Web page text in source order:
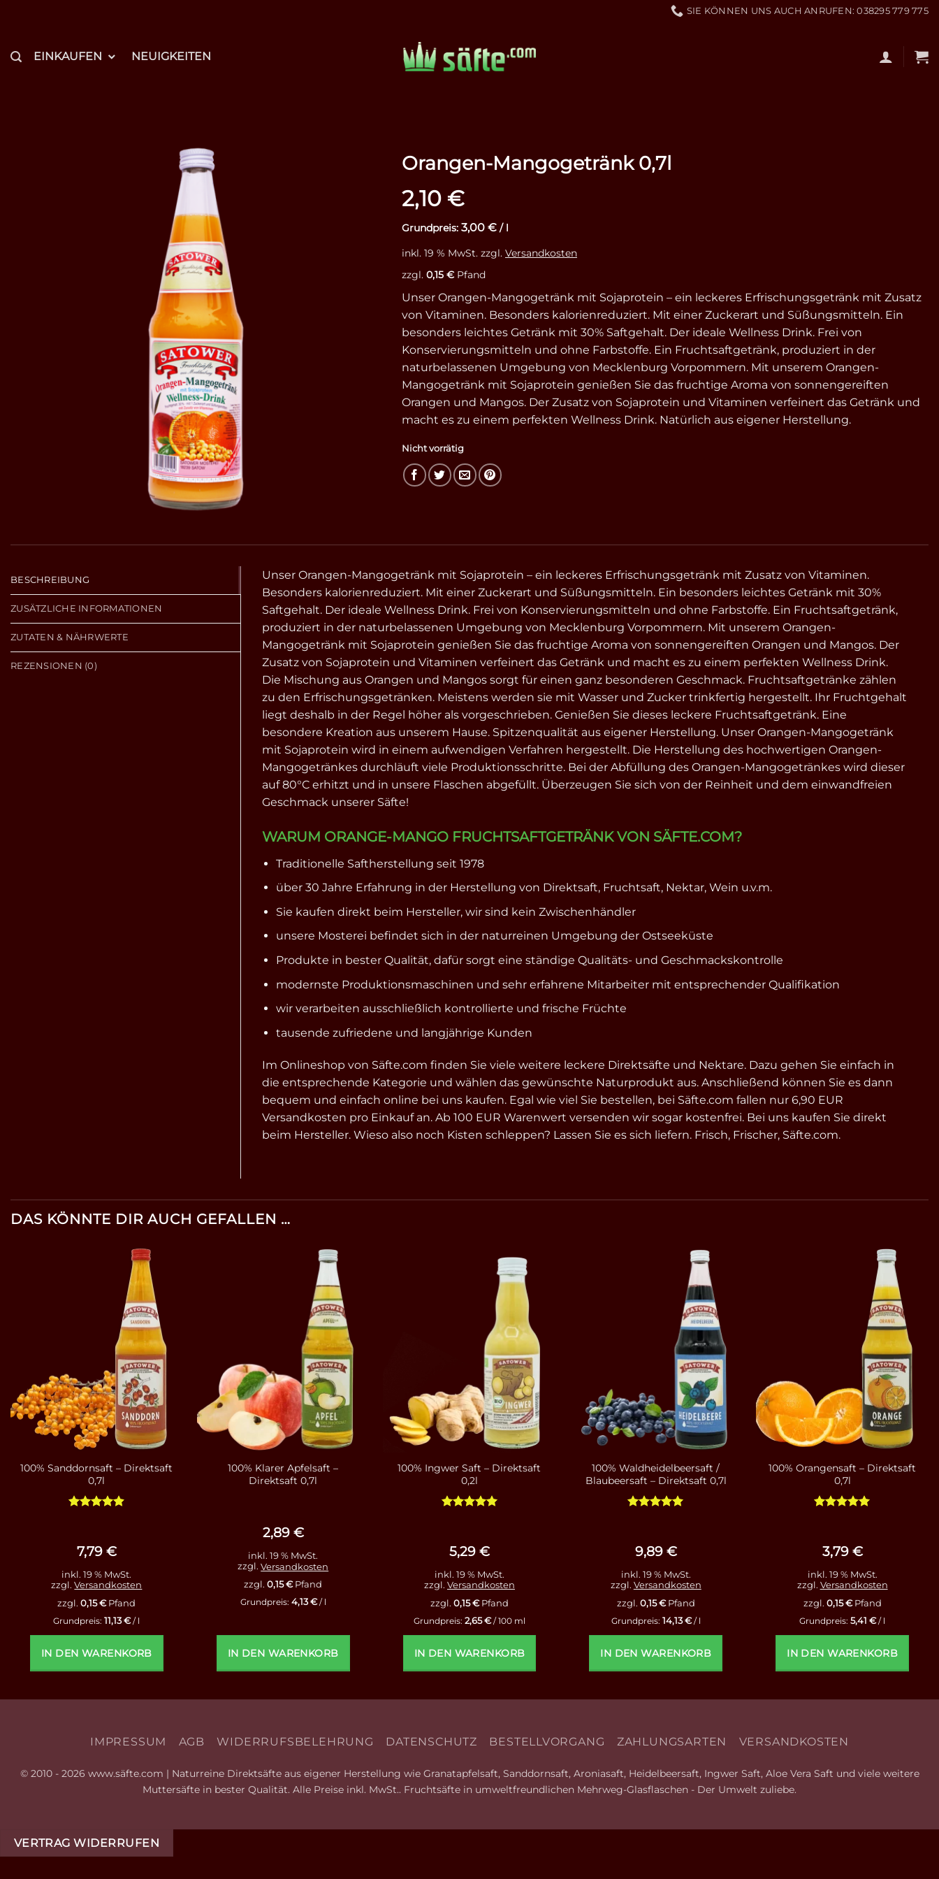
SIE KÖNNEN UNS AUCH ANRUFEN: 038295 779 775
EINKAUFEN NEUIGKEITEN
Orangen-Mangogetränk 0,7l
2,10 €
Grundpreis: 3,00 € / l
inkl. 19 % MwSt. zzgl. Versandkosten
zzgl. 0,15 €Pfand
Unser Orangen-Mangogetränk mit Sojaprotein – ein leckeres Erfrischungsgetränk mit Zusatz
von Vitaminen. Besonders kalorienreduziert. Mit einer Zuckerart und Süßungsmitteln. Ein
besonders leichtes Getränk mit 30% Saftgehalt. Der ideale Wellness Drink. Frei von
Konservierungsmitteln und ohne Farbstoffe. Ein Fruchtsaftgetränk, produziert in der
naturbelassenen Umgebung von Mecklenburg Vorpommern. Mit unserem Orangen-
Mangogetränk mit Sojaprotein genießen Sie das fruchtige Aroma von sonnengereiften
Orangen und Mangos. Der Zusatz von Sojaprotein und Vitaminen verfeinert das Getränk und
macht es zu einem perfekten Wellness Drink. Natürlich aus eigener Herstellung.
Nicht vorrätig
BESCHREIBUNG
ZUSÄTZLICHE INFORMATIONEN
ZUTATEN & NÄHRWERTE
REZENSIONEN (0)
Unser Orangen-Mangogetränk mit Sojaprotein – ein leckeres Erfrischungsgetränk mit Zusatz von Vitaminen.
Besonders kalorienreduziert. Mit einer Zuckerart und Süßungsmitteln. Ein besonders leichtes Getränk mit 30%
Saftgehalt. Der ideale Wellness Drink. Frei von Konservierungsmitteln und ohne Farbstoffe. Ein Fruchtsaftgetränk,
produziert in der naturbelassenen Umgebung von Mecklenburg Vorpommern. Mit unserem Orangen-
Mangogetränk mit Sojaprotein genießen Sie das fruchtige Aroma von sonnengereiften Orangen und Mangos. Der
Zusatz von Sojaprotein und Vitaminen verfeinert das Getränk und macht es zu einem perfekten Wellness Drink.
Die Mischung aus Orangen und Mangos sorgt für einen ganz besonderen Geschmack. Fruchtsaftgetränke zählen
zu den Erfrischungsgetränken. Meistens werden sie mit Wasser und Zucker trinkfertig hergestellt. Ihr Fruchtgehalt
liegt deshalb in der Regel höher als vorgeschrieben. Genießen Sie dieses leckere Fruchtsaftgetränk. Eine
besondere Kreation aus unserem Hause. Spitzenqualität aus eigener Herstellung. Unser Orangen-Mangogetränk
mit Sojaprotein wird in einem aufwendigen Verfahren hergestellt. Die Herstellung des hochwertigen Orangen-
Mangogetränkes durchläuft viele Produktionsschritte. Bei der Abfüllung des Orangen-Mangogetränkes wird dieser
auf 80°C erhitzt und in unsere Flaschen abgefüllt. Überzeugen Sie sich von der Reinheit und dem einwandfreien
Geschmack unserer Säfte!
WARUM ORANGE-MANGO FRUCHTSAFTGETRÄNK VON SÄFTE.COM?
Traditionelle Saftherstellung seit 1978
über 30 Jahre Erfahrung in der Herstellung von Direktsaft, Fruchtsaft, Nektar, Wein u.v.m.
Sie kaufen direkt beim Hersteller, wir sind kein Zwischenhändler
unsere Mosterei befindet sich in der naturreinen Umgebung der Ostseeküste
Produkte in bester Qualität, dafür sorgt eine ständige Qualitäts- und Geschmackskontrolle
modernste Produktionsmaschinen und sehr erfahrene Mitarbeiter mit entsprechender Qualifikation
wir verarbeiten ausschließlich kontrollierte und frische Früchte
tausende zufriedene und langjährige Kunden
Im Onlineshop von Säfte.com finden Sie viele weitere leckere Direktsäfte und Nektare. Dazu gehen Sie einfach in
die entsprechende Kategorie und wählen das gewünschte Naturprodukt aus. Anschließend können Sie es dann
bequem und einfach online bei uns kaufen. Egal wie viel Sie bestellen, bei Säfte.com fallen nur 6,90 EUR
Versandkosten pro Einkauf an. Ab 100 EUR Warenwert versenden wir sogar kostenfrei. Bei uns kaufen Sie direkt
beim Hersteller. Wieso also noch Kisten schleppen? Lassen Sie es sich liefern. Frisch, Frischer, Säfte.com.
DAS KÖNNTE DIR AUCH GEFALLEN …
100% Sanddornsaft – Direktsaft
0,7l
7,79 €
inkl. 19 % MwSt.
zzgl.Versandkosten
zzgl.0,15€Pfand
Grundpreis:11,13€/ l
IN DEN WARENKORB
100% Klarer Apfelsaft –
Direktsaft 0,7l
2,89 €
inkl. 19 % MwSt.
zzgl.Versandkosten
zzgl.0,15€Pfand
Grundpreis: 4,13€/
IN DEN WARENKORB
100% Ingwer Saft – Direktsaft
0,2l
5,29 €
inkl. 19 % MwSt.
zzgl. Versandkosten
zzgl. 0,15€Pfand
Grundpreis: 2,65€/100 ml
IN DEN WARENKORB
100% Waldheidelbeersaft /
Blaubeersaft – Direktsaft 0,7l
9,89 €
inkl. 19 % MwSt.
zzgl. Versandkosten
zzgl. 0,15€Pfand
Grundpreis: 14,13€/ l
IN DEN WARENKORB
100% Orangensaft – Direktsaft
0,7l
3,79 €
inkl. 19 % MwSt.
zzgl. Versandkosten
zzgl. 0,15€Pfand
Grundpreis:5,41€/ l
IN DEN WARENKORB
IMPRESSUM AGB WIDERRUFSBELEHRUNG DATENSCHUTZ BESTELLVORGANG ZAHLUNGSARTEN VERSANDKOSTEN
© 2010 - 2026 www.säfte.com | Naturreine Direktsäfte aus eigener Herstellung wie Granatapfelsaft, Sanddornsaft, Aroniasaft, Heidelbeersaft, Ingwer Saft, Aloe Vera Saft und viele weitere
Muttersäfte in bester Qualität. Alle Preise inkl. MwSt.. Fruchtsäfte in umweltfreundlichen Mehrweg-Glasflaschen - Der Umwelt zuliebe.
VERTRAG WIDERRUFEN